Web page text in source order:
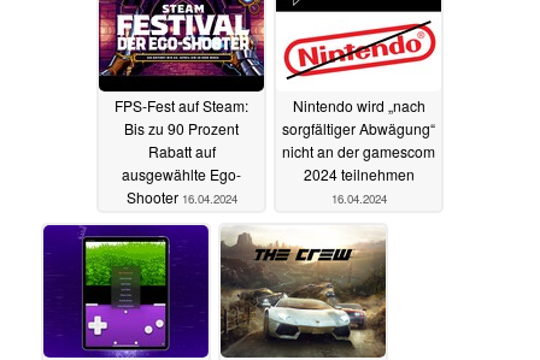
FPS-Fest auf Steam:
Bis zu 90 Prozent
Rabatt auf
ausgewählte Ego-
Shooter 16.04.2024
Nintendo wird „nach
sorgfältiger Abwägung“
nicht an der gamescom
2024 teilnehmen
16.04.2024